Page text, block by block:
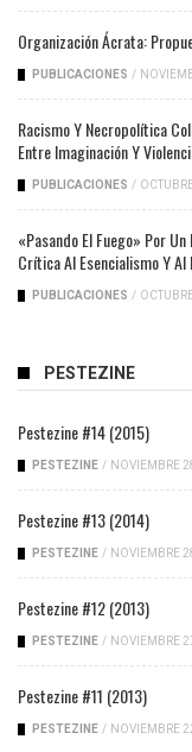
Organización Ácrata:
PUBLICACIONES /
Racismo Y Necropolítica
Entre Imaginación Y
PUBLICACIONES /
«Pasando El Fuego» Por
Crítica Al Esencialismo Y Al
PUBLICACIONES /
PESTEZINE
Pestezine #14 (2015)
PESTEZINE / NOVIEMBRE
Pestezine #13 (2014)
PESTEZINE / NOVIEMBRE
Pestezine #12 (2013)
PESTEZINE / NOVIEMBRE
Pestezine #11 (2013)
PESTEZINE / NOVIEMBRE